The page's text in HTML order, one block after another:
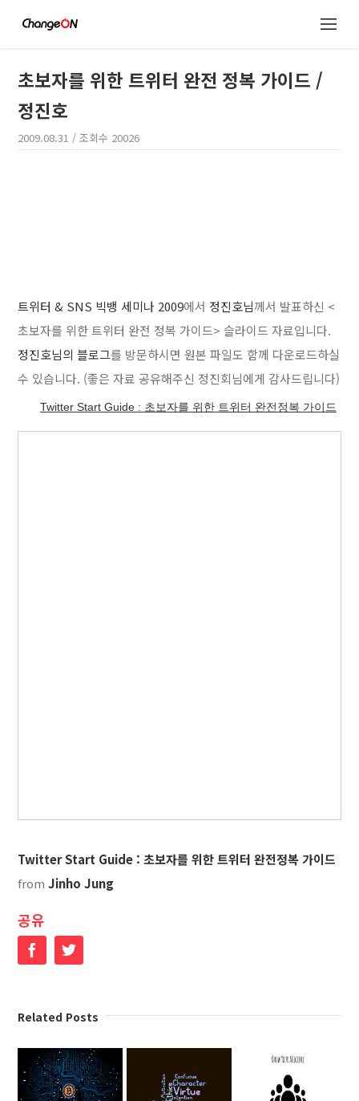
초보자를 위한 트위터 완전 정복 가이드 /
정진호
2009.08.31 / 조회수 20026
트위터 & SNS 빅뱅 세미나 2009에서 정진호님께서 발표하신 <
초보자를 위한 트위터 완전 정복 가이드> 슬라이드 자료입니다.
정진호님의 블로그를 방문하시면 원본 파일도 함께 다운로드하실
수 있습니다. (좋은 자료 공유해주신 정진회님에게 감사드립니다)
Twitter Start Guide : 초보자를 위한 트위터 완전정복 가이드
Twitter Start Guide : 초보자를 위한 트위터 완전정복 가이드
fromJinho Jung
공유
FacebookTwitter
Related Posts